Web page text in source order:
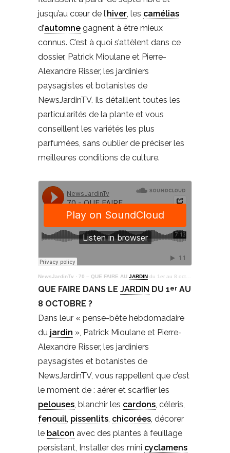
jusqu’au cœur de l’hiver , les camélias
d’automne gagnent à être mieux
connus. C’est à quoi s’attèlent dans ce
dossier, Patrick Mioulane et Pierre-
Alexandre Risser, les jardiniers
paysagistes et botanistes de
NewsJardinTV. Ils détaillent toutes les
particularités de la plante et vous
conseillent les variétés les plus
parfumées, sans oublier de préciser les
meilleures conditions de culture.
NewsJardinTv · 70 – QUE FAIRE AU JARDIN du 1er au 8 octobre
QUE FAIRE DANS LE JARDIN DU 1er AU
8 OCTOBRE ?
Dans leur « pense-bête hebdomadaire
du jardin », Patrick Mioulane et Pierre-
Alexandre Risser, les jardiniers
paysagistes et botanistes de
NewsJardinTV, vous rappellent que c’est
le moment de : aérer et scarifier les
pelouses , blanchir les cardons , céleris,
fenouil pissenlits chicorées , décorer
le balcon avec des plantes à feuillage
persistant, Installer des mini cyclamens